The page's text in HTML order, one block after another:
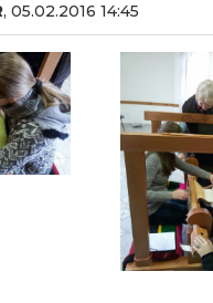
, 05.02.2016 14:45